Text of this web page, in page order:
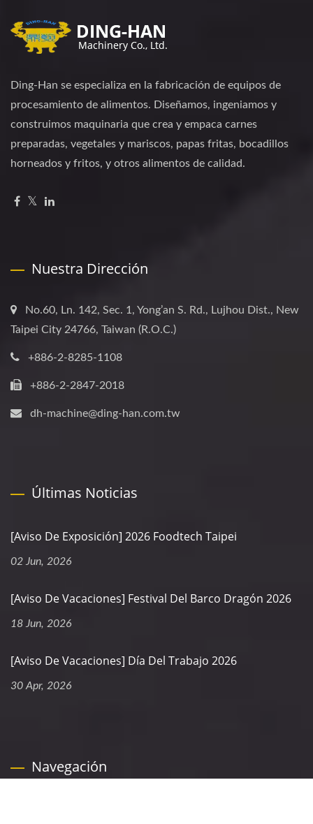
Ding-Han se especializa en la fabricación de equipos de
procesamiento de alimentos. Diseñamos, ingeniamos y
construimos maquinaria que crea y empaca carnes
preparadas, vegetales y mariscos, papas fritas, bocadillos
horneados y fritos, y otros alimentos de calidad.
Nuestra Dirección
No.60, Ln. 142, Sec. 1, Yong’an S. Rd., Lujhou Dist., New
Taipei City 24766, Taiwan (R.O.C.)
+886-2-8285-1108
+886-2-2847-2018
dh-machine@ding-han.com.tw
Últimas Noticias
[Aviso De Exposición] 2026 Foodtech Taipei
02 Jun, 2026
[Aviso De Vacaciones] Festival Del Barco Dragón 2026
18 Jun, 2026
[Aviso De Vacaciones] Día Del Trabajo 2026
30 Apr, 2026
Navegación